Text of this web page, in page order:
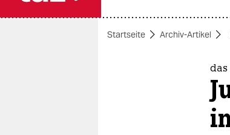
themen
Startseite Archiv-Artikel